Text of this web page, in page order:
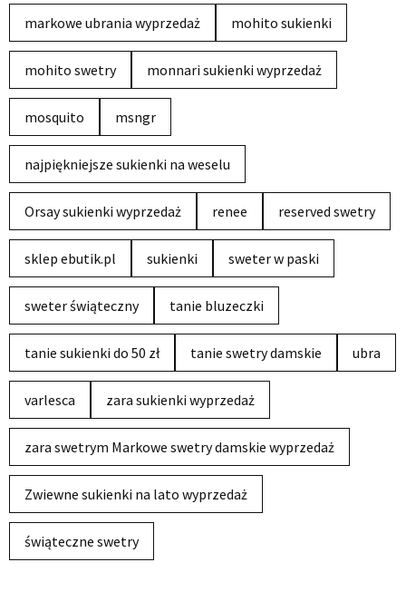
markowe ubrania wyprzedaż mohito sukienki
mohito swetry monnari sukienki wyprzedaż
mosquito msngr
najpiękniejsze sukienki na weselu
Orsay sukienki wyprzedaż renee reserved swetry
sklep ebutik.pl sukienki sweter w paski
sweter świąteczny tanie bluzeczki
tanie sukienki do 50 zł tanie swetry damskie ubra
varlesca zara sukienki wyprzedaż
zara swetrym Markowe swetry damskie wyprzedaż
Zwiewne sukienki na lato wyprzedaż
świąteczne swetry